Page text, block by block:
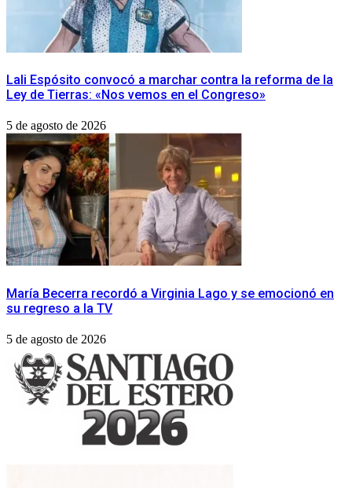
Lali Espósito convocó a marchar contra la reforma de la
Ley de Tierras: «Nos vemos en el Congreso»
5 de agosto de 2026
María Becerra recordó a Virginia Lago y se emocionó en
su regreso a la TV
5 de agosto de 2026